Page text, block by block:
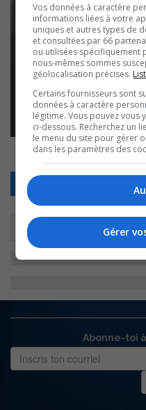
Abonne-toi
Vos données à caractère
informations liées à votre
uniques et autres types de
et consultées par 66
ou utilisées spécifiquement
nous-mêmes sommes
géolocalisation précises.
Certains fournisseurs sont
données à caractère
légitime. Vous pouvez
ci-dessous. Recherchez un
le menu du site pour gérer
dans les paramètres des
Gérer